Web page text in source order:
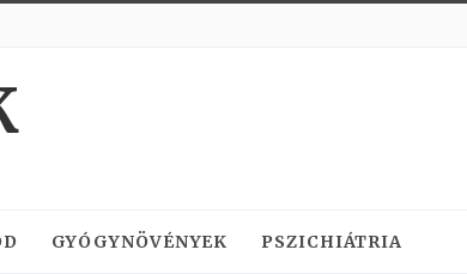
GYÓGYNÖVÉNYEK PSZICHIÁTRIA